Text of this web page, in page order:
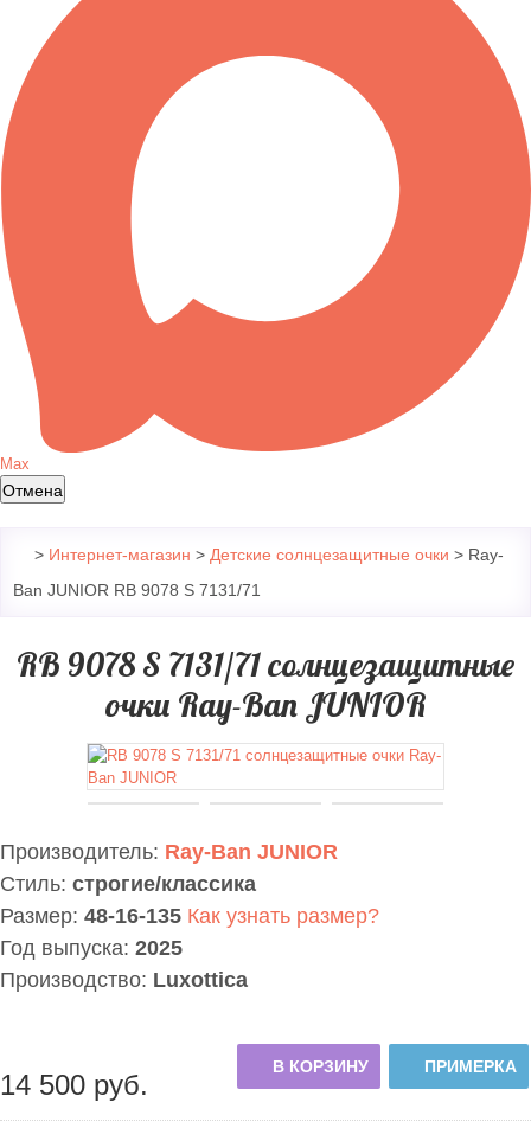
Max
Отмена
> Интернет-магазин > Детские солнцезащитные очки > Ray-
Ban JUNIOR RB 9078 S 7131/71
RB 9078 S 7131/71 солнцезащитные
очки Ray-Ban JUNIOR
Производитель: Ray-Ban JUNIOR
Стиль: строгие/классика
Размер: 48-16-135 Как узнать размер?
Год выпуска: 2025
Производство: Luxottica
14 500 руб.
В КОРЗИНУ ПРИМЕРКА